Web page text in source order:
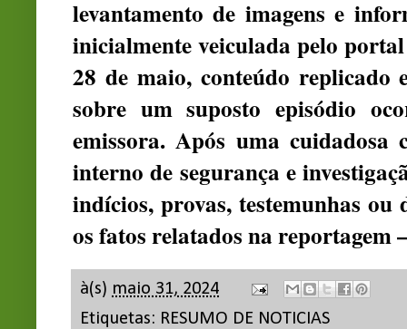
levantamento de imagens e
inicialmente veiculada pelo
28 de maio, conteúdo replicado
sobre um suposto episódio
emissora. Após uma cuidadosa
interno de segurança e
indícios, provas, testemunhas ou
os fatos relatados na reportagem
à(s) maio 31, 2024
Etiquetas: RESUMO DE NOTICIAS